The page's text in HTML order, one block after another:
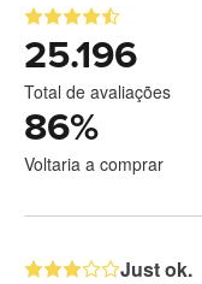
25.196
Total de avaliações
86%
Voltaria a comprar
Just ok.